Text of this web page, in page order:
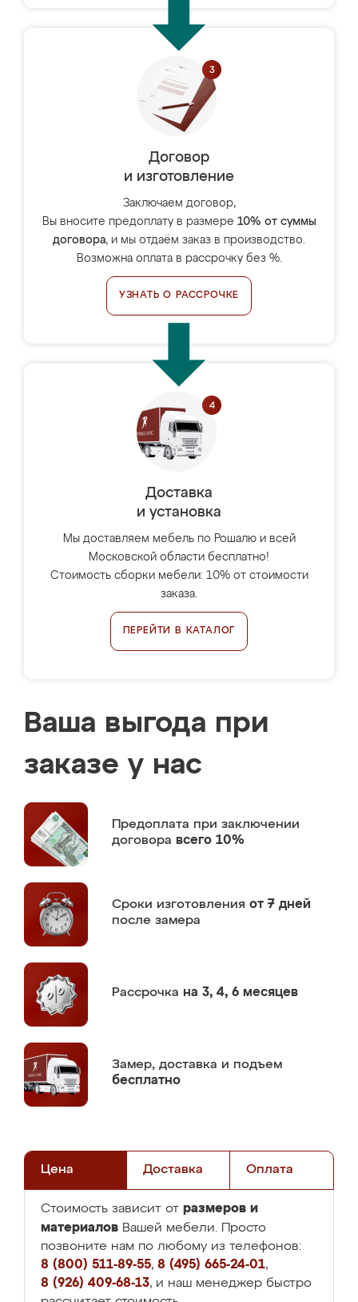
Договор
и изготовление
Заключаем договор,
Вы вносите предоплату в размере 10% от суммы
договора, и мы отдаём заказ в производство.
Возможна оплата в рассрочку без %.
УЗНАТЬ О РАССРОЧКЕ
Доставка
и установка
Мы доставляем мебель по Рошалю и всей
Московской области бесплатно!
Стоимость сборки мебели: 10% от стоимости
заказа.
ПЕРЕЙТИ В КАТАЛОГ
Ваша выгода при
заказе у нас
Предоплата при заключении
договора всего 10%
Сроки изготовления от 7 дней
после замера
Рассрочка на 3, 4, 6 месяцев
Замер, доставка и подъем
бесплатно
Цена Доставка Оплата
Стоимость зависит от размеров и
материалов Вашей мебели. Просто
позвоните нам по любому из телефонов:
8 (800) 511-89-55, 8 (495) 665-24-01,
8 (926) 409-68-13, и наш менеджер быстро